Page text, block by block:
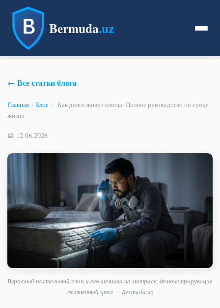
Bermuda.uz
← Все статьи блога
Главная › Блог ›
Как долго живут клопы: Полное руководство по сроку
жизни
📅 12.06.2026
Взрослый постельный клоп и его личинка на матрасе, демонстрирующие
жизненный цикл — Bermuda.uz